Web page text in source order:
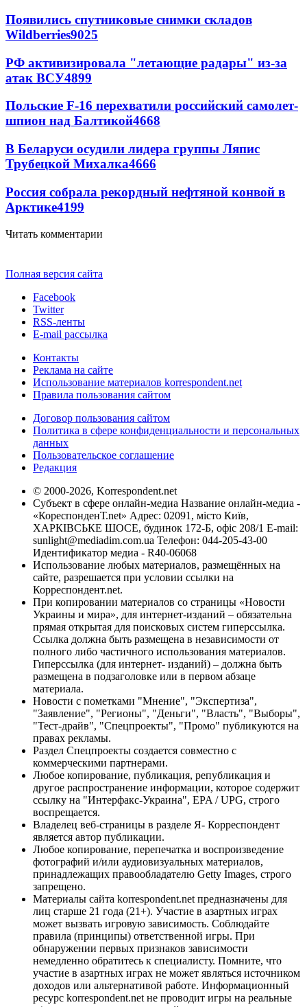
Появились спутниковые снимки складов
Wildberries9025
РФ активизировала "летающие радары" из-за
атак ВСУ4899
Польские F-16 перехватили российский самолет-
шпион над Балтикой4668
В Беларуси осудили лидера группы Ляпис
Трубецкой Михалка4666
Россия собрала рекордный нефтяной конвой в
Арктике4199
Читать комментарии
Полная версия сайта
Facebook
Twitter
RSS-ленты
E-mail рассылка
Контакты
Реклама на сайте
Использование материалов korrespondent.net
Правила пользования сайтом
Договор пользования сайтом
Политика в сфере конфиденциальности и персональных
данных
Пользовательское соглашение
Редакция
© 2000-2026, Korrespondent.net
Субъект в сфере онлайн-медиа Название онлайн-медиа -
«КореспонденТ.net» Адрес: 02091, місто Київ,
ХАРКІВСЬКЕ ШОСЕ, будинок 172-Б, офіс 208/1 E-mail:
sunlight@mediadim.com.ua Телефон: 044-205-43-00
Идентификатор медиа - R40-06068
Использование любых материалов, размещённых на
сайте, разрешается при условии ссылки на
Корреспондент.net.
При копировании материалов со страницы «Новости
Украины и мира», для интернет-изданий – обязательна
прямая открытая для поисковых систем гиперссылка.
Ссылка должна быть размещена в независимости от
полного либо частичного использования материалов.
Гиперссылка (для интернет- изданий) – должна быть
размещена в подзаголовке или в первом абзаце
материала.
Новости с пометками "Мнение", "Экспертиза",
"Заявление", "Регионы", "Деньги", "Власть", "Выборы",
"Тест-драйв", "Спецпроекты", "Промо" публикуются на
правах рекламы.
Раздел Спецпроекты создается совместно с
коммерческими партнерами.
Любое копирование, публикация, републикация и
другое распространение информации, которое содержит
ссылку на "Интерфакс-Украина", EPA / UPG, строго
воспрещается.
Владелец веб-страницы в разделе Я- Корреспондент
является автор публикации.
Любое копирование, перепечатка и воспроизведение
фотографий и/или аудиовизуальных материалов,
принадлежащих правообладателю Getty Images, строго
запрещено.
Материалы сайта korrespondent.net предназначены для
лиц старше 21 года (21+). Участие в азартных играх
может вызвать игровую зависимость. Соблюдайте
правила (принципы) ответственной игры. При
обнаружении первых признаков зависимости
немедленно обратитесь к специалисту. Помните, что
участие в азартных играх не может являться источником
доходов или альтернативой работе. Информационный
ресурс korrespondent.net не проводит игры на реальные